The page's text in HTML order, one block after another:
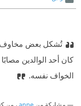
تُشكل بعض مخاوف
كان أحد الوالدين
الخواف نفسه.